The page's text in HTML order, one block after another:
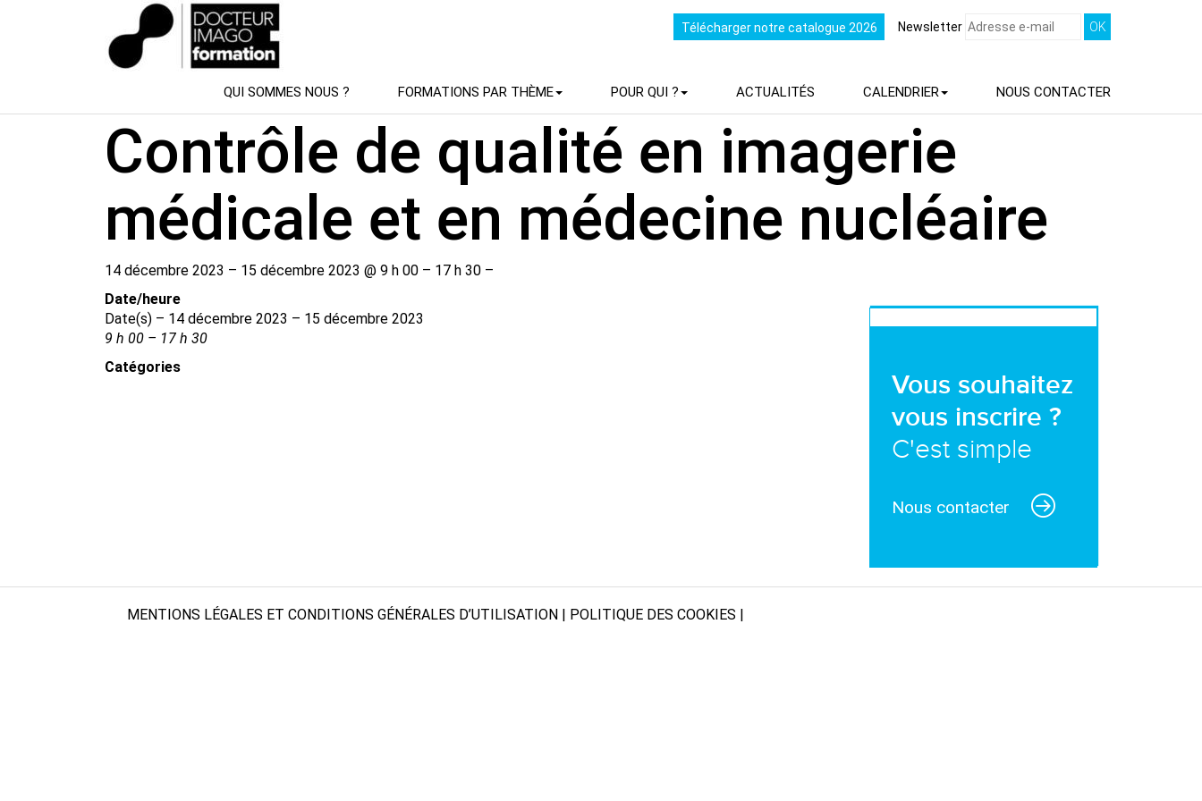
Télécharger notre catalogue 2026 Newsletter
QUI SOMMES NOUS ? FORMATIONS PAR THÈME POUR QUI ? ACTUALITÉS CALENDRIER NOUS CONTACTER
Contrôle de qualité en imagerie
médicale et en médecine nucléaire
14 décembre 2023 – 15 décembre 2023 @ 9 h 00 – 17 h 30 –
Date/​heure
Date(s) – 14 décembre 2023 – 15 décembre 2023
9 h 00 – 17 h 30
Catégories
Vous souhaitez
vous inscrire ?
C'est simple
Nous contacter
MENTIONS LÉGALES ET CONDITIONS GÉNÉRALES D’UTILISATION POLITIQUE DES COOKIES